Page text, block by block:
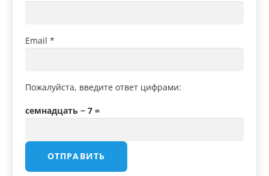
Email *
Пожалуйста, введите ответ цифрами:
семнадцать − 7 =